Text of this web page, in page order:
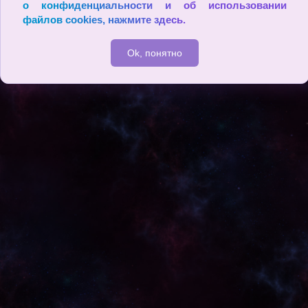
о конфиденциальности и об использовании
файлов cookies, нажмите здесь.
Ok, понятно
© Когда хорошее портится, оно становится особенно плохим.
(Аристотель)
2009 - 2026